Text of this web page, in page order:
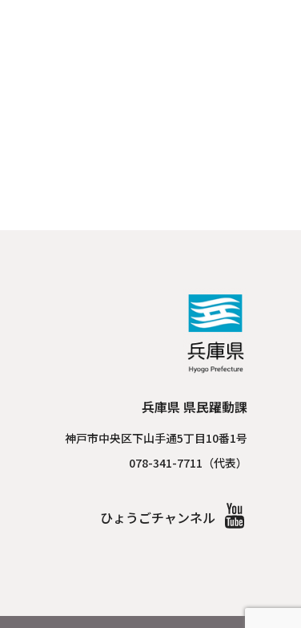
兵庫県 県民躍動課
神戸市中央区下山手通5丁目10番1号
078-341-7711（代表）
ひょうごチャンネル